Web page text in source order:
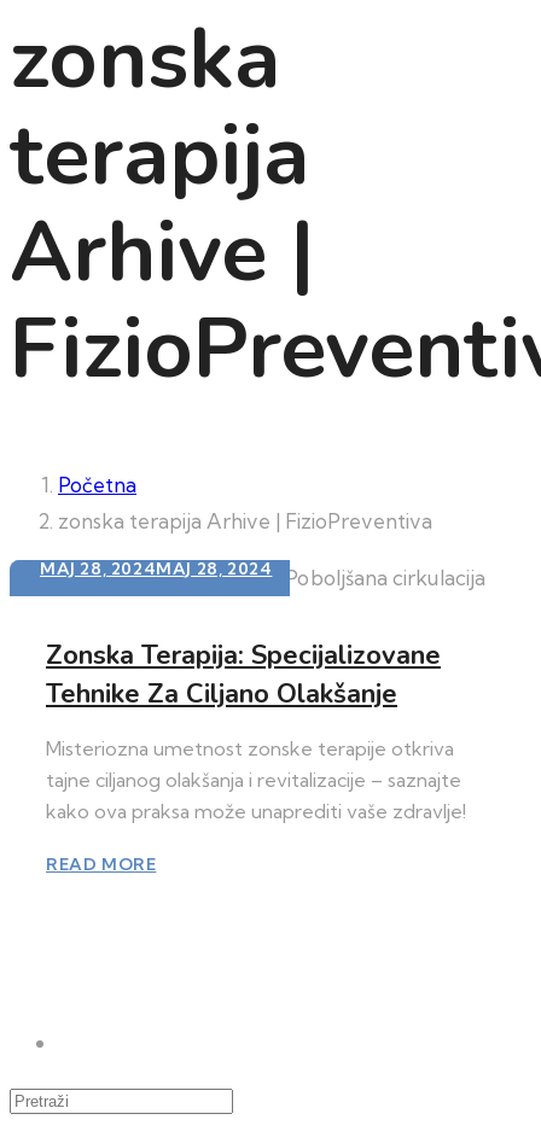
zonska
terapija
Arhive |
Početna
zonska terapija Arhive | FizioPreventiva
MAJ 28, 2024MAJ 28, 2024
Zonska Terapija: Specijalizovane
Tehnike Za Ciljano Olakšanje
Misteriozna umetnost zonske terapije otkriva
tajne ciljanog olakšanja i revitalizacije – saznajte
kako ova praksa može unaprediti vaše zdravlje!
READ MORE
Pretraži